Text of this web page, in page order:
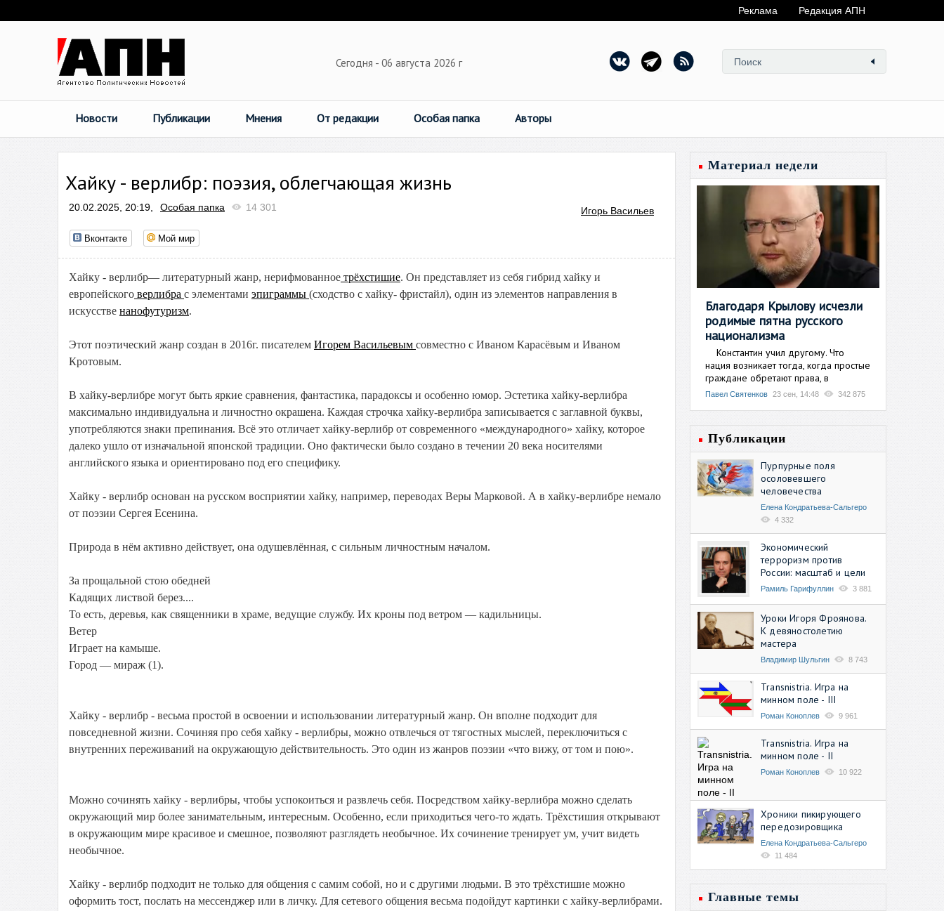
Реклама Редакция АПН
Сегодня - 06 августа 2026 г
Новости Публикации Мнения От редакции Особая папка Авторы
Хайку - верлибр: поэзия, облегчающая жизнь
20.02.2025, 20:19, Особая папка 14 301 Игорь Васильев
Вконтакте Мой мир
Хайку - верлибр— литературный жанр, нерифмованное трёхстишие. Он представляет из себя гибрид хайку и
европейского верлибра с элементами эпиграммы (сходство с хайку- фристайл), один из элементов направления в
искусстве нанофутуризм.
Этот поэтический жанр создан в 2016г. писателем Игорем Васильевым совместно с Иваном Карасёвым и Иваном
Кротовым.
В хайку-верлибре могут быть яркие сравнения, фантастика, парадоксы и особенно юмор. Эстетика хайку-верлибра
максимально индивидуальна и личностно окрашена. Каждая строчка хайку-верлибра записывается с заглавной буквы,
употребляются знаки препинания. Всё это отличает хайку-верлибр от современного «международного» хайку, которое
далеко ушло от изначальной японской традиции. Оно фактически было создано в течении 20 века носителями
английского языка и ориентировано под его специфику.
Хайку - верлибр основан на русском восприятии хайку, например, переводах Веры Марковой. А в хайку-верлибре немало
от поэзии Сергея Есенина.
Природа в нём активно действует, она одушевлённая, с сильным личностным началом.
За прощальной стою обедней
Кадящих листвой берез....
То есть, деревья, как священники в храме, ведущие службу. Их кроны под ветром — кадильницы.
Ветер
Играет на камыше.
Город — мираж (1).
Хайку - верлибр - весьма простой в освоении и использовании литературный жанр. Он вполне подходит для
повседневной жизни. Сочиняя про себя хайку - верлибры, можно отвлечься от тягостных мыслей, переключиться с
внутренних переживаний на окружающую действительность. Это один из жанров поэзии «что вижу, от том и пою».
Можно сочинять хайку - верлибры, чтобы успокоиться и развлечь себя. Посредством хайку-верлибра можно сделать
окружающий мир более занимательным, интересным. Особенно, если приходиться чего-то ждать. Трёхстишия открывают
в окружающим мире красивое и смешное, позволяют разглядеть необычное. Их сочинение тренирует ум, учит видеть
необычное.
Хайку - верлибр подходит не только для общения с самим собой, но и с другими людьми. В это трёхстишие можно
оформить тост, послать на мессенджер или в личку. Для сетевого общения весьма подойдут картинки с хайку-верлибрами.
Материал недели
Благодаря Крылову исчезли
родимые пятна русского
национализма
Константин учил другому. Что
нация возникает тогда, когда простые
граждане обретают права, в
Павел Святенков 23 сен, 14:48 342 875
Публикации
Пурпурные поля
осоловевшего
человечества
Елена Кондратьева-Сальгеро
4 332
Экономический
терроризм против
России: масштаб и цели
Рамиль Гарифуллин 3 881
Уроки Игоря Фроянова.
К девяностолетию
мастера
Владимир Шульгин 8 743
Transnistria. Игра на
минном поле - III
Роман Коноплев 9 961
Transnistria. Игра на
минном поле - II
Роман Коноплев 10 922
Хроники пикирующего
передозировщика
Елена Кондратьева-Сальгеро
11 484
Главные темы